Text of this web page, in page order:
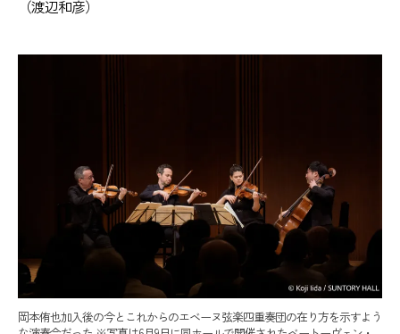
（渡辺和彦）
岡本侑也加入後の今とこれからのエベーヌ弦楽四重奏団の在り方を示すよう